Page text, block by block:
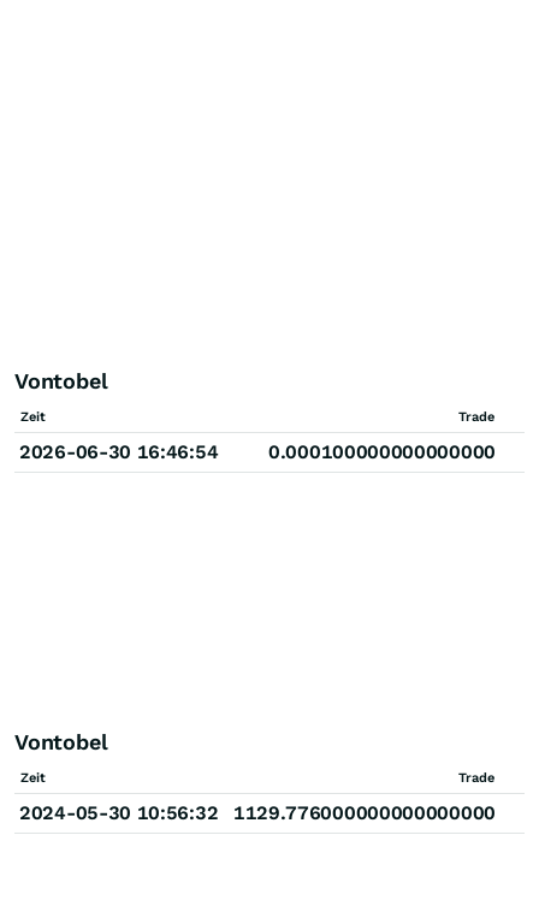
Vontobel
Zeit Trade
2026-06-30 16:46:54 0.000100000000000000
Vontobel
Zeit Trade
2024-05-30 10:56:32 1129.776000000000000000